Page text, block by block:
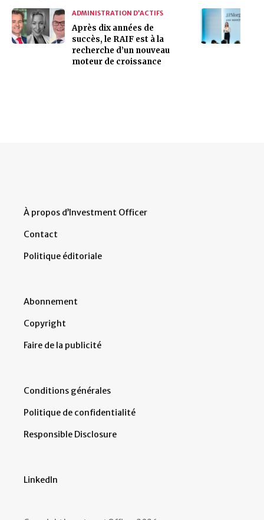
ADMINISTRATION D’ACTIFS
Après dix années de
succès, le RAIF est à la
recherche d’un nouveau
moteur de croissance
À propos d’Investment Officer
Contact
Politique éditoriale
Abonnement
Copyright
Faire de la publicité
Conditions générales
Politique de confidentialité
Responsible Disclosure
LinkedIn